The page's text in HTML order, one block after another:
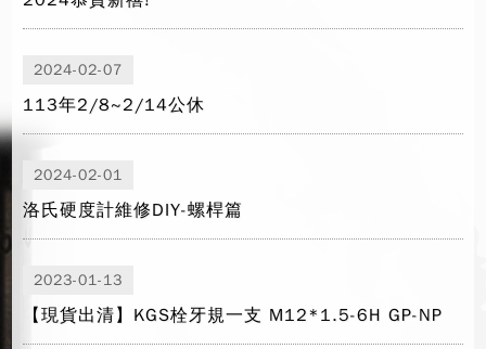
2024-02-07
113年2/8~2/14公休
2024-02-01
洛氏硬度計維修DIY-螺桿篇
2023-01-13
【現貨出清】KGS栓牙規一支 M12*1.5-6H GP-NP